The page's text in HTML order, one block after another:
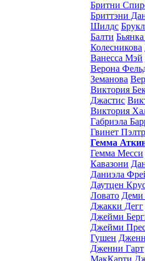
Бритни
Бриттэни
Шилдс
Балти
Колесникова
Ванесса Мэй
Верона
Земанова
Виктория
Джастис
Виктория
Габриэла
Гвинет
Гемма
Гемма Месси
Кавазони
Даниэла
Даутцен
Ловато
Джакки Дегг
Джейми
Джейми
Гушен
Дженни Гарт
МакКарти